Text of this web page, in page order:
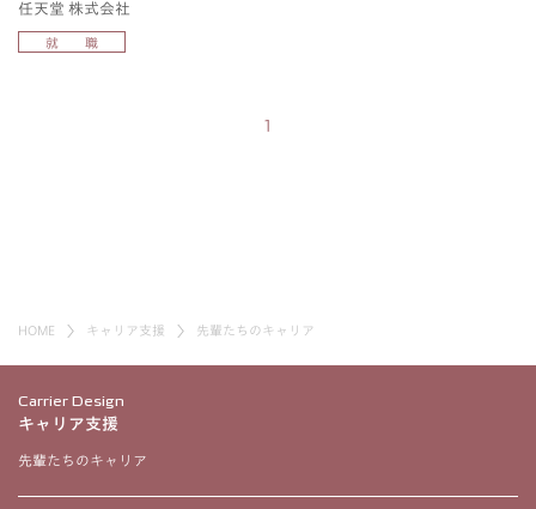
任天堂 株式会社
就 職
1
HOME キャリア支援 先輩たちのキャリア
Carrier Design
キャリア支援
先輩たちのキャリア